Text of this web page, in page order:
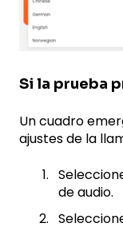
Si la prueba
Un cuadro
ajustes de la
de audio.